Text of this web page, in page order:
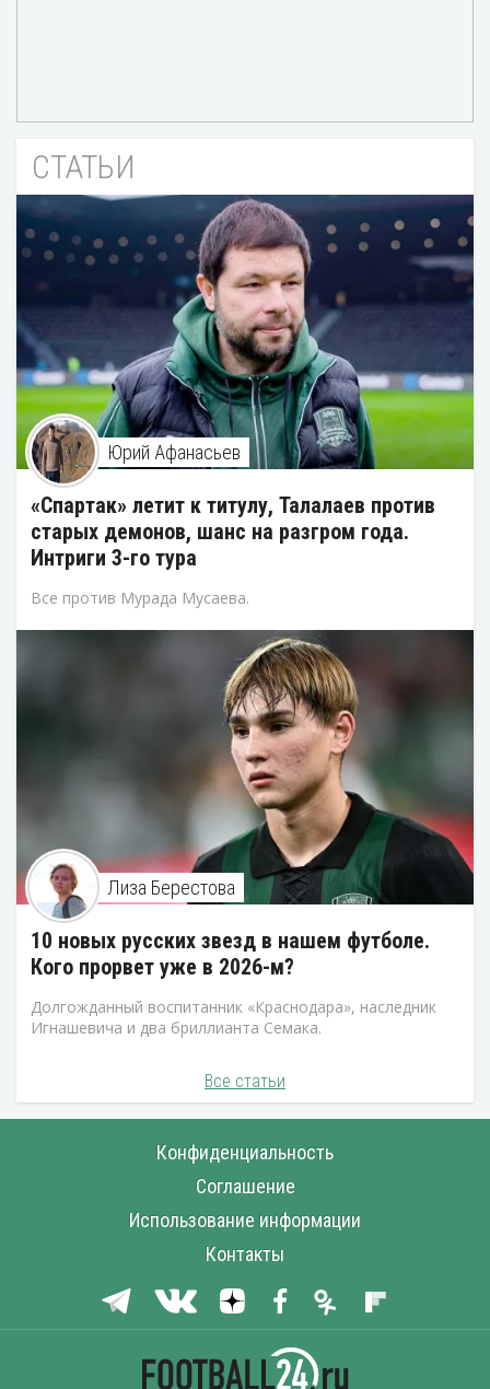
СТАТЬИ
Юрий Афанасьев
«Спартак» летит к титулу, Талалаев против
старых демонов, шанс на разгром года.
Интриги 3-го тура
Все против Мурада Мусаева.
Лиза Берестова
10 новых русских звезд в нашем футболе.
Кого прорвет уже в 2026-м?
Долгожданный воспитанник «Краснодара», наследник
Игнашевича и два бриллианта Семака.
Все статьи
Конфиденциальность
Соглашение
Использование информации
Контакты